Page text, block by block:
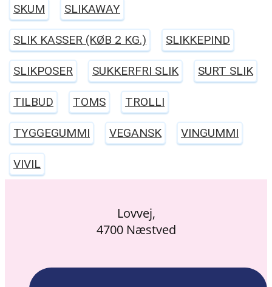
SKUM SLIKAWAY
SLIK KASSER (KØB 2 KG.) SLIKKEPIND
SLIKPOSER SUKKERFRI SLIK SURT SLIK
TILBUD TOMS TROLLI
TYGGEGUMMI VEGANSK VINGUMMI
VIVIL
Lovvej,
4700 Næstved